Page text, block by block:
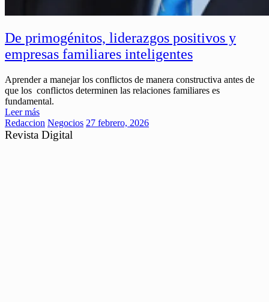
De primogénitos, liderazgos positivos y
empresas familiares inteligentes
Aprender a manejar los conflictos de manera constructiva antes de
que los conflictos determinen las relaciones familiares es
fundamental.
Leer más
Redaccion Negocios 27 febrero, 2026
Revista Digital